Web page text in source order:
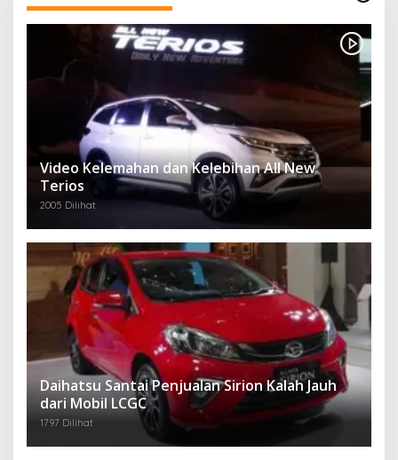
Video Kelemahan dan Kelebihan All New
Terios
2005 Dilihat
Daihatsu Santai Penjualan Sirion Kalah Jauh
dari Mobil LCGC
1797 Dilihat